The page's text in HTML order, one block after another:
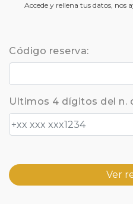
Accede y rellena tus datos, nos
Código reserva:
Ultimos 4 dígitos del n.